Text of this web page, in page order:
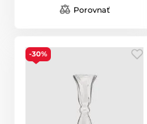
Porovnať
-30%